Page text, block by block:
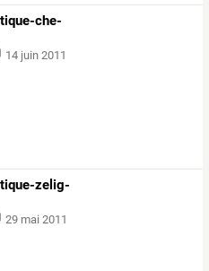
che-
14 juin 2011
zelig-
29 mai 2011